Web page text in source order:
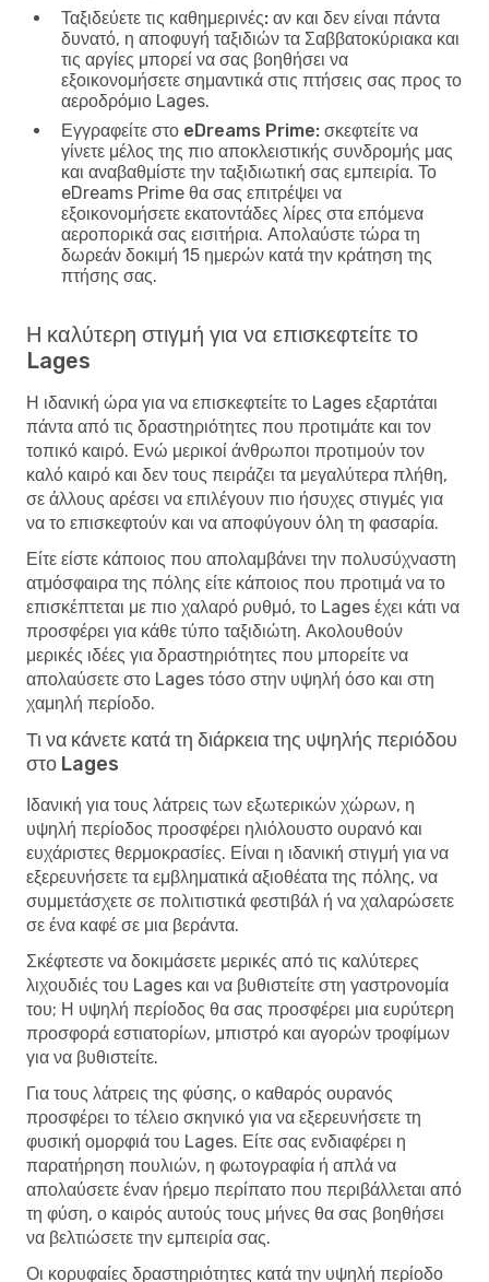
Ταξιδεύετε τις καθημερινές: αν και δεν είναι πάντα
δυνατό, η αποφυγή ταξιδιών τα Σαββατοκύριακα και
τις αργίες μπορεί να σας βοηθήσει να
εξοικονομήσετε σημαντικά στις πτήσεις σας προς το
αεροδρόμιο Lages.
Εγγραφείτε στο eDreams Prime: σκεφτείτε να
γίνετε μέλος της πιο αποκλειστικής συνδρομής μας
και αναβαθμίστε την ταξιδιωτική σας εμπειρία. Το
eDreams Prime θα σας επιτρέψει να
εξοικονομήσετε εκατοντάδες λίρες στα επόμενα
αεροπορικά σας εισιτήρια. Απολαύστε τώρα τη
δωρεάν δοκιμή 15 ημερών κατά την κράτηση της
πτήσης σας.
Η καλύτερη στιγμή για να επισκεφτείτε το
Lages
Η ιδανική ώρα για να επισκεφτείτε το Lages εξαρτάται
πάντα από τις δραστηριότητες που προτιμάτε και τον
τοπικό καιρό. Ενώ μερικοί άνθρωποι προτιμούν τον
καλό καιρό και δεν τους πειράζει τα μεγαλύτερα πλήθη,
σε άλλους αρέσει να επιλέγουν πιο ήσυχες στιγμές για
να το επισκεφτούν και να αποφύγουν όλη τη φασαρία.
Είτε είστε κάποιος που απολαμβάνει την πολυσύχναστη
ατμόσφαιρα της πόλης είτε κάποιος που προτιμά να το
επισκέπτεται με πιο χαλαρό ρυθμό, το Lages έχει κάτι να
προσφέρει για κάθε τύπο ταξιδιώτη. Ακολουθούν
μερικές ιδέες για δραστηριότητες που μπορείτε να
απολαύσετε στο Lages τόσο στην υψηλή όσο και στη
χαμηλή περίοδο.
Τι να κάνετε κατά τη διάρκεια της υψηλής περιόδου
στο Lages
Ιδανική για τους λάτρεις των εξωτερικών χώρων, η
υψηλή περίοδος προσφέρει ηλιόλουστο ουρανό και
ευχάριστες θερμοκρασίες. Είναι η ιδανική στιγμή για να
εξερευνήσετε τα εμβληματικά αξιοθέατα της πόλης, να
συμμετάσχετε σε πολιτιστικά φεστιβάλ ή να χαλαρώσετε
σε ένα καφέ σε μια βεράντα.
Σκέφτεστε να δοκιμάσετε μερικές από τις καλύτερες
λιχουδιές του Lages και να βυθιστείτε στη γαστρονομία
του; Η υψηλή περίοδος θα σας προσφέρει μια ευρύτερη
προσφορά εστιατορίων, μπιστρό και αγορών τροφίμων
για να βυθιστείτε.
Για τους λάτρεις της φύσης, ο καθαρός ουρανός
προσφέρει το τέλειο σκηνικό για να εξερευνήσετε τη
φυσική ομορφιά του Lages. Είτε σας ενδιαφέρει η
παρατήρηση πουλιών, η φωτογραφία ή απλά να
απολαύσετε έναν ήρεμο περίπατο που περιβάλλεται από
τη φύση, ο καιρός αυτούς τους μήνες θα σας βοηθήσει
να βελτιώσετε την εμπειρία σας.
Οι κορυφαίες δραστηριότητες κατά την υψηλή περίοδο